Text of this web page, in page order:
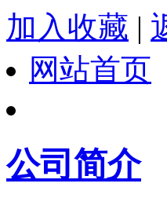
加入收藏 |
网站首页
公司简介